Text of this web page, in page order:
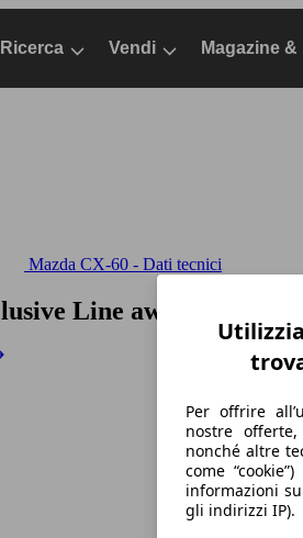
Ricerca Vendi Magazine
Mazda CX-60 - Dati tecnici
Line awd auto Dal
Per offrire
nostre
nonché altre
come
informazioni
gli indirizzi IP).